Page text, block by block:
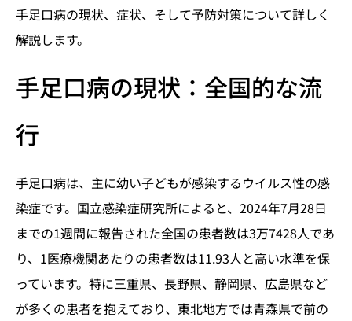
手足口病の現状、症状、そして予防対策について詳しく
解説します。
手足口病の現状：全国的な流
行
手足口病は、主に幼い子どもが感染するウイルス性の感
染症です。国立感染症研究所によると、2024年7月28日
までの1週間に報告された全国の患者数は3万7428人であ
り、1医療機関あたりの患者数は11.93人と高い水準を保
っています。特に三重県、長野県、静岡県、広島県など
が多くの患者を抱えており、東北地方では青森県で前の